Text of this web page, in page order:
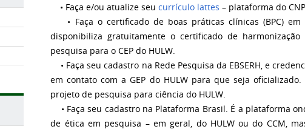
• Faça e/ou atualize seucurrículo lattes – plataforma do
• Faça o certificado de boas práticas clínicas (BPC)
disponibiliza gratuitamente o certificado de
pesquisa para o CEP do HULW.
• Faça seu cadastro na Rede Pesquisa da EBSERH, e
em contato com a GEP do HULW para que seja
projeto de pesquisa para ciência do HULW.
• Faça seu cadastro na Plataforma Brasil. É a plataforma
de ética em pesquisa – em geral, do HULW ou do CCM,